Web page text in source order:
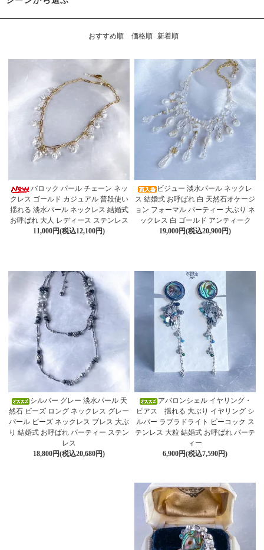
おすすめ順 価格順 新着順
バロック パール チェーン ネッ
クレス ゴールド カジュアル 普段使い
揺れる 淡水パール ネックレス 結婚式
お呼ばれ 大人 レディース ステンレス
11,000円(税込12,100円)
ビジュー 淡水パール ネックレ
ス 結婚式 お呼ばれ 白 天然石オケージ
ョン フォーマル パーティー 大ぶり ネ
ックレス 白 ゴールド アンティーク
19,000円(税込20,900円)
シルバー グレー 淡水パール 天
然石 ビーズ ロング ネックレス グレー
パール ビーズ ネックレス ブレス 大ぶ
り 結婚式 お呼ばれ パーティー ステン
レス
18,800円(税込20,680円)
アバロンシェル イヤリング・
ピアス 揺れる 大ぶり イヤリング シ
ルバー ラブラドライト ピーコック ス
テンレス 大粒 結婚式 お呼ばれ パーテ
ィー
6,900円(税込7,590円)